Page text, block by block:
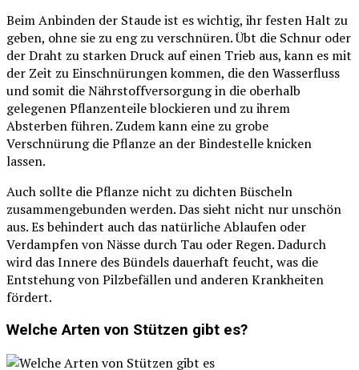
Beim Anbinden der Staude ist es wichtig, ihr festen Halt zu
geben, ohne sie zu eng zu verschnüren. Übt die Schnur oder
der Draht zu starken Druck auf einen Trieb aus, kann es mit
der Zeit zu Einschnürungen kommen, die den Wasserfluss
und somit die Nährstoffversorgung in die oberhalb
gelegenen Pflanzenteile blockieren und zu ihrem
Absterben führen. Zudem kann eine zu grobe
Verschnürung die Pflanze an der Bindestelle knicken
lassen.
Auch sollte die Pflanze nicht zu dichten Büscheln
zusammengebunden werden. Das sieht nicht nur unschön
aus. Es behindert auch das natürliche Ablaufen oder
Verdampfen von Nässe durch Tau oder Regen. Dadurch
wird das Innere des Bündels dauerhaft feucht, was die
Entstehung von Pilzbefällen und anderen Krankheiten
fördert.
Welche Arten von Stützen gibt es?